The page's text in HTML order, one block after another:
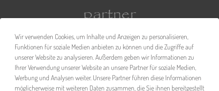
partner
Wir verwenden Cookies, um Inhalte und Anzeigen zu personalisieren,
Funktionen für soziale Medien anbieten zu können und die Zugriffe auf
unserer Website zu analysieren. Außerdem geben wir Informationen zu
Ihrer Verwendung unserer Website an unsere Partner für soziale Medien,
Werbung und Analysen weiter. Unsere Partner führen diese Informationen
möglicherweise mit weiteren Daten zusammen, die Sie ihnen bereitgestellt